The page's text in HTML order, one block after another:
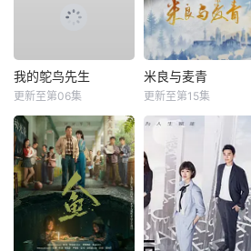
我的鸵鸟先生
更新至第06集
米良与麦青
更新至第15集